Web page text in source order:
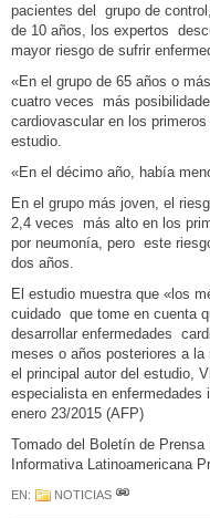
pacientes del grupo de
de 10 años, los expertos
mayor riesgo de sufrir
«En el grupo de 65 años o
cuatro veces más
cardiovascular en los
estudio.
«En el décimo año, había
En el grupo más joven, el
2,4 veces más alto en los
por neumonía, pero este
dos años.
El estudio muestra que «los
cuidado que tome en cuenta
desarrollar enfermedades
meses o años posteriores a
el principal autor del estudio,
especialista en
enero 23/2015 (AFP)
Tomado del Boletín de
Informativa Latinoamericana
EN: NOTICIAS